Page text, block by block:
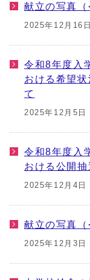
献立の写真（
2025年12月16日
令和8年度入
おける希望
て
2025年12月5日
令和8年度入
おける公開
2025年12月4日
献立の写真（
2025年12月3日